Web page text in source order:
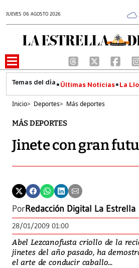
JUEVES 06 AGOSTO 2026
Últimas Noticias La
Inicio> Deportes> Más deportes
MÁS DEPORTES
Jinete con gran
PorRedacción Digital La Estrella
28/01/2009 01:00
Abel Lezcanofusta criollo de la
jinetes del año pasado, ha
el arte de conducir caballo...